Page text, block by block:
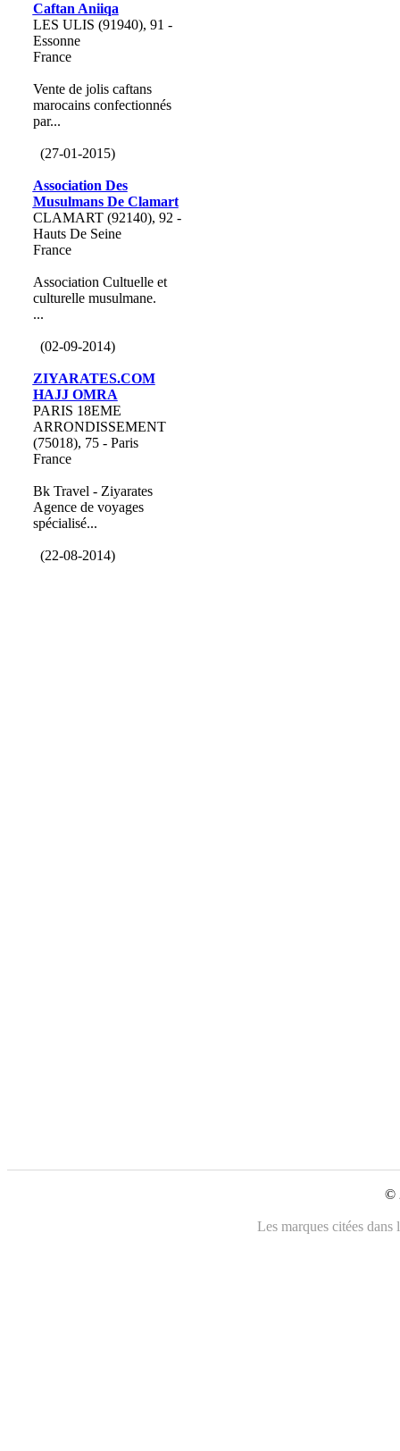
Caftan Aniiqa
LES ULIS (91940), 91 -
Essonne
France
Vente de jolis caftans
marocains confectionnés
par...
(27-01-2015)
Association Des
Musulmans De Clamart
CLAMART (92140), 92 -
Hauts De Seine
France
Association Cultuelle et
culturelle musulmane.
...
(02-09-2014)
ZIYARATES.COM
HAJJ OMRA
PARIS 18EME
ARRONDISSEMENT
(75018), 75 - Paris
France
Bk Travel - Ziyarates
Agence de voyages
spécialisé...
(22-08-2014)
©
Les marques citées dans